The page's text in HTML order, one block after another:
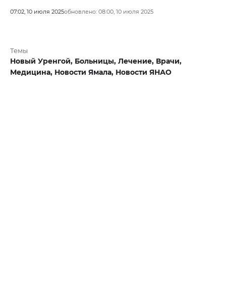
07:02, 10 июля 2025обновлено: 08:00, 10 июля 2025
Темы
Новый Уренгой, Больницы, Лечение, Врачи,
Медицина, Новости Ямала, Новости ЯНАО